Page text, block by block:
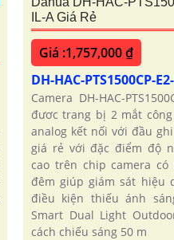
IL-A Giá Rẻ
Giá :1,757,000 ₫
DH-HAC-PTS1500CP-
Camera DH-HAC-
đươc trang bị 2 mắt
analog kết nối với đầu
giá rẻ với đặc điểm độ
cao trên chip camera có
đêm giúp giám sát hiệu
điều kiện thiếu ánh
Smart Dual Light
cách chiếu sáng 50 m